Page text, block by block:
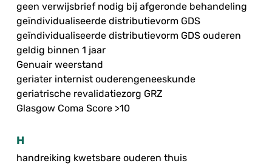
geen verwijsbrief nodig bij afgeronde behandeling
geïndividualiseerde distributievorm GDS
geïndividualiseerde distributievorm GDS ouderen
geldig binnen 1 jaar
Genuair weerstand
geriater internist ouderengeneeskunde
geriatrische revalidatiezorg GRZ
Glasgow Coma Score >10
H
handreiking kwetsbare ouderen thuis